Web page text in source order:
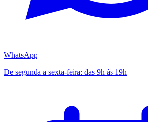
WhatsApp
De segunda a sexta-feira: das 9h às 19h